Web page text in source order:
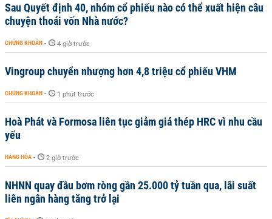
Sau Quyết định 40, nhóm cổ phiếu nào có thể xuất hiện câu
chuyện thoái vốn Nhà nước?
CHỨNG KHOÁN - 4 giờ trước
Vingroup chuyển nhượng hơn 4,8 triệu cổ phiếu VHM
CHỨNG KHOÁN - 1 phút trước
Hoà Phát và Formosa liên tục giảm giá thép HRC vì nhu cầu
yếu
HÀNG HÓA - 2 giờ trước
NHNN quay đầu bơm ròng gần 25.000 tỷ tuần qua, lãi suất
liên ngân hàng tăng trở lại